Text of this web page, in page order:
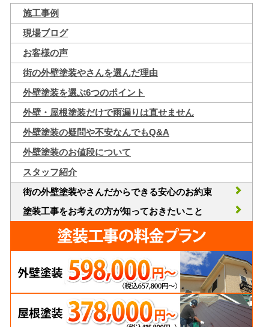
施工事例
現場ブログ
お客様の声
街の外壁塗装やさんを選んだ理由
外壁塗装を選ぶ6つのポイント
外壁・屋根塗装だけで雨漏りは直せません
外壁塗装の疑問や不安なんでもQ&A
外壁塗装のお値段について
スタッフ紹介
街の外壁塗装やさんだからできる安心のお約束
塗装工事をお考えの方が知っておきたいこと